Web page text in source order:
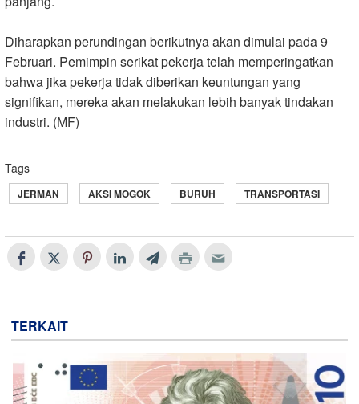
Diharapkan perundingan berikutnya akan dimulai pada 9
Februari. Pemimpin serikat pekerja telah memperingatkan
bahwa jika pekerja tidak diberikan keuntungan yang
signifikan, mereka akan melakukan lebih banyak tindakan
industri. (MF)
Tags
JERMAN AKSI MOGOK BURUH TRANSPORTASI
TERKAIT